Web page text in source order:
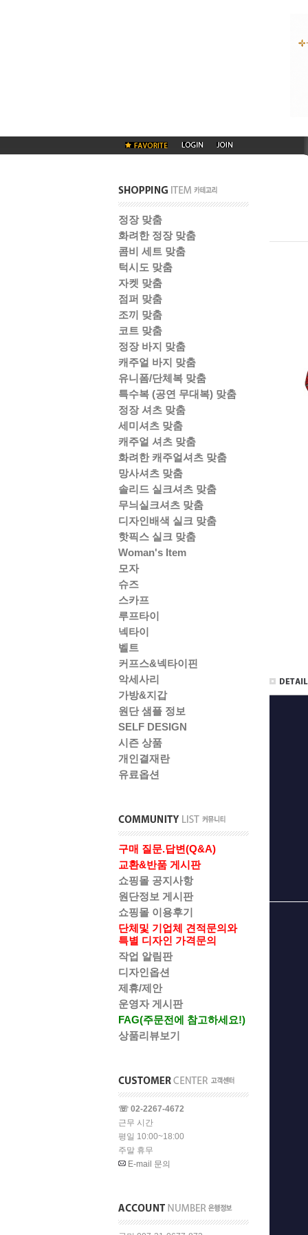
정장 맞춤
화려한 정장 맞춤
콤비 세트 맞춤
턱시도 맞춤
자켓 맞춤
점퍼 맞춤
조끼 맞춤
코트 맞춤
정장 바지 맞춤
캐주얼 바지 맞춤
유니폼/단체복 맞춤
특수복 (공연 무대복) 맞춤
정장 셔츠 맞춤
세미셔츠 맞춤
캐주얼 셔츠 맞춤
화려한 캐주얼셔츠 맞춤
망사셔츠 맞춤
솔리드 실크셔츠 맞춤
무늬실크셔츠 맞춤
디자인배색 실크 맞춤
핫픽스 실크 맞춤
Woman's Item
모자
슈즈
스카프
루프타이
넥타이
벨트
커프스&넥타이핀
악세사리
가방&지갑
원단 샘플 정보
SELF DESIGN
시즌 상품
개인결재란
유료옵션
구매 질문.답변(Q&A)
교환&반품 게시판
쇼핑몰 공지사항
원단정보 게시판
쇼핑몰 이용후기
단체및 기업체 견적문의와
특별 디자인 가격문의
작업 알림판
디자인옵션
제휴/제안
운영자 게시판
FAG(주문전에 참고하세요!)
상품리뷰보기
☏ 02-2267-4672
근무 시간
평일 10:00~18:00
주말 휴무
E-mail 문의